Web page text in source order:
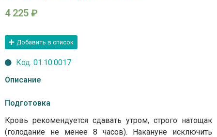
4 225 ₽
Добавить в список
Код: 01.10.0017
Описание
Подготовка
Кровь рекомендуется сдавать утром, строго натощак
(голодание не менее 8 часов). Накануне исключить